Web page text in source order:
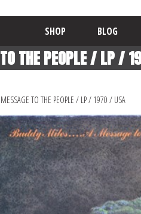
SHOP BLOG
THE PEOPLE / LP /
TO THE PEOPLE / LP / 1970 / USA